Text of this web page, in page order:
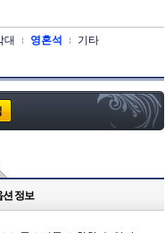
대 영혼석
기타
션 정보